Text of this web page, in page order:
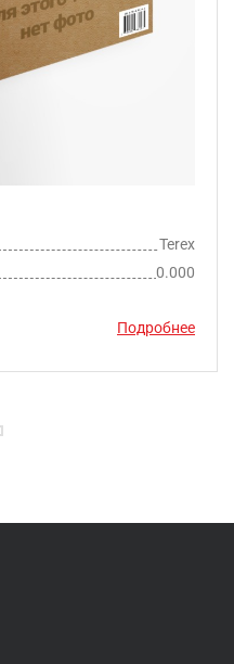
Terex
0.000
Подробнее